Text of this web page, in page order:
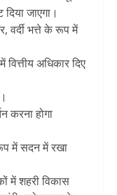
जाएगा।
वर्दी भत्ते के रूप में
अधिकार दिए
करना होगा
में सदन में रखा
में शहरी विकास